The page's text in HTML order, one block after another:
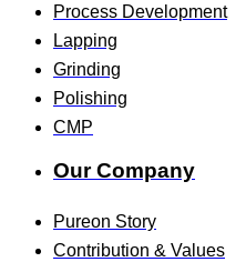
Process Development
Lapping
Grinding
Polishing
CMP
Our Company
Pureon Story
Contribution & Values